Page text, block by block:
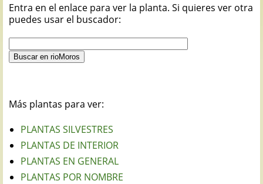
Entra en el enlace para ver la planta. Si quieres ver otra
puedes usar el buscador:
Más plantas para ver:
PLANTAS SILVESTRES
PLANTAS DE INTERIOR
PLANTAS EN GENERAL
PLANTAS POR NOMBRE